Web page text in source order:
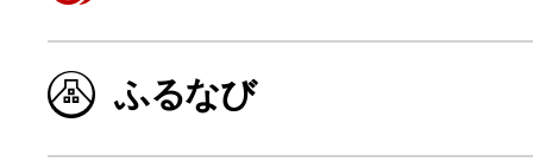
よく見られている返礼品
ふるなび